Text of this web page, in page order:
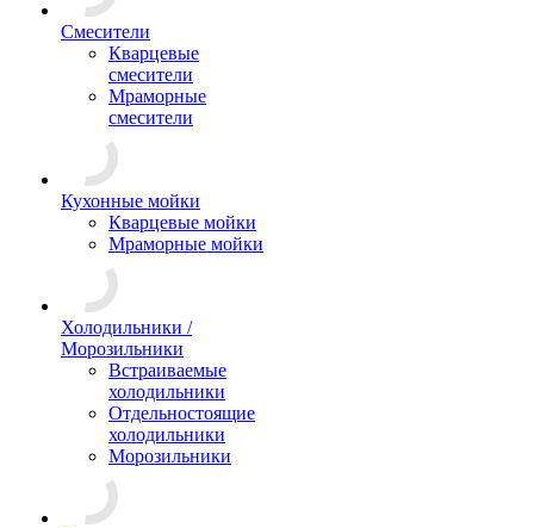
Смесители
Кварцевые
смесители
Мраморные
смесители
Кухонные мойки
Кварцевые мойки
Мраморные мойки
Холодильники /
Морозильники
Встраиваемые
холодильники
Отдельностоящие
холодильники
Морозильники